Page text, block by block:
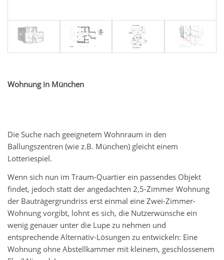
Wohnung in München
Die Suche nach geeignetem Wohnraum in den
Ballungszentren (wie z.B. München) gleicht einem
Lotteriespiel.
Wenn sich nun im Traum-Quartier ein passendes Objekt
findet, jedoch statt der angedachten 2,5-Zimmer Wohnung
der Bauträgergrundriss erst einmal eine Zwei-Zimmer-
Wohnung vorgibt, lohnt es sich, die Nutzerwünsche ein
wenig genauer unter die Lupe zu nehmen und
entsprechende Alternativ-Lösungen zu entwickeln: Eine
Wohnung ohne Abstellkammer mit kleinem, geschlossenem